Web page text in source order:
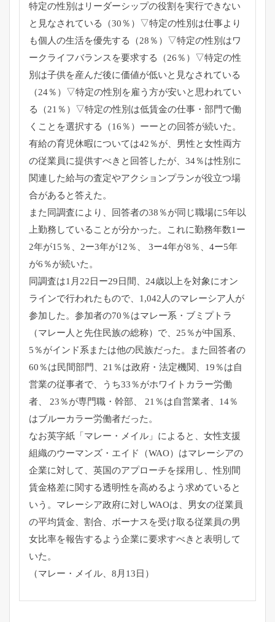
特定の性別はリーダーシップの役割を実行できない
と見なされている（30％）▽特定の性別は仕事より
も個人の生活を優先する（28％）▽特定の性別はワ
ークライフバランスを要求する（26％ ）▽特定の性
別は子供を産んだ後に価値が低いと見なされている
（24％）▽特定の性別を雇う方が安いと思われてい
る（21％）▽特定の性別は低賃金の仕事・部門で働
くことを選択する（16％） ーーとの回答が続いた。
有給の育児休暇については42％が、 男性と女性両方
の従業員に提供すべきと回答したが、34％は性別に
関連した給与の査定やアクションプランが役立つ場
合があると答えた。
また同調査により、回答者の38％が同じ職場に5年以
上勤務していることが分かった。
これに勤務年数1ー
2年が15％、2ー3年が12％、 3ー4年が8％、4ー5年
が6％が続いた。
同調査は1月22日ー29日間、 24歳以上を対象にオン
ラインで行われたもので、1,042人のマレーシア人が
参加した。参加者の70％はマレー系・ ブミプトラ
（マレー人と先住民族の総称）で、25％が中国系、
5％がインド系または他の民族だった。また回答者の
60％は民間部門、21％は政府・法定機関、19％は自
営業の従事者で、うち33％がホワイトカラー労働
者、 23％が専門職・幹部、 21％は自営業者、14％
はブルーカラー労働者だった。
なお英字紙「マレー・メイル」によると、 女性支援
組織のウーマンズ・エイド（WAO） はマレーシアの
企業に対して、英国のアプローチを採用し、性別間
賃金格差に関する透明性を高めるよう求めていると
いう。 マレーシア政府に対しWAOは、男女の従業員
の平均賃金、割合、 ボーナスを受け取る従業員の男
女比率を報告するよう企業に要求すべきと表明して
いた。
（マレー・メイル、8月13日）